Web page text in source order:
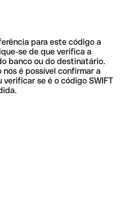
para este código a
se de que verifica a
banco ou do destinatário.
nos é possível confirmar a
se é o código SWIFT